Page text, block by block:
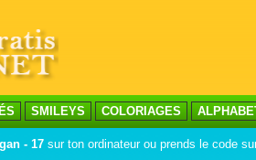
SMILEYS COLORIAGES
- 17 sur ton ordinateur ou prends le code